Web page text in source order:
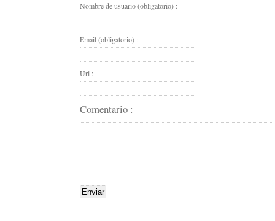
Nombre de usuario (obligatorio) :
Email (obligatorio) :
Url :
Comentario :